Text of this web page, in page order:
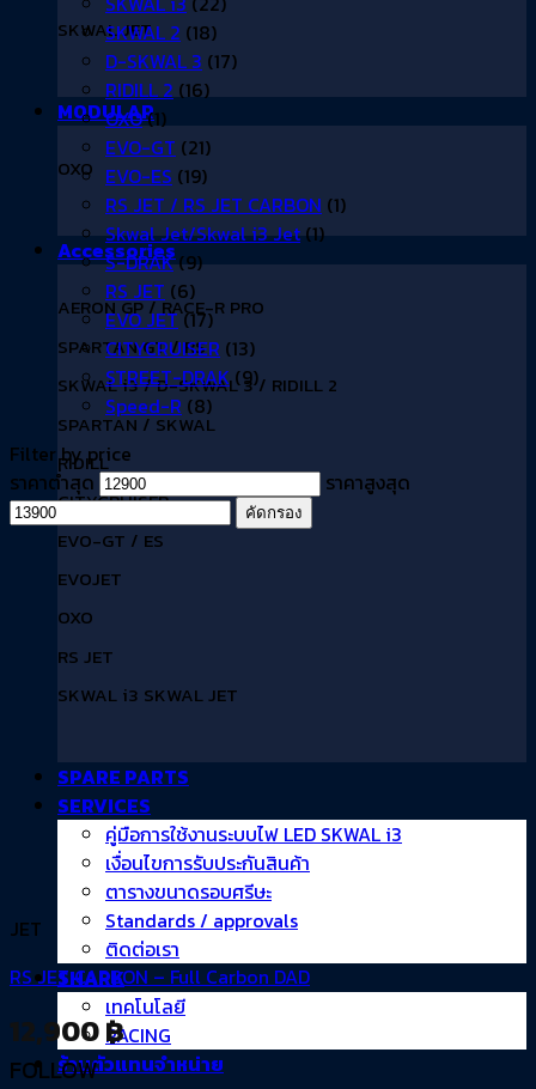
SKWAL JET
MODULAR
OXO
Accessories
AERON GP / RACE-R PRO
SPARTAN GT / RS
SKWAL i3 / D-SKWAL 3 / RIDILL 2
SPARTAN / SKWAL
RIDILL
CITYCRUISER
EVO-GT / ES
EVOJET
OXO
RS JET
SKWAL i3 SKWAL JET
SPARE PARTS
SERVICES
คู่มือการใช้งานระบบไฟ LED SKWAL i3
เงื่อนไขการรับประกันสินค้า
ตารางขนาดรอบศรีษะ
Standards / approvals
ติดต่อเรา
SHARK
เทคโนโลยี
RACING
ร้านตัวแทนจำหน่าย
SKWAL 2 (18)
D-SKWAL 3 (17)
RIDILL 2 (16)
OXO(1)
EVO-GT (21)
EVO-ES (19)
RS JET / RS JET CARBON (1)
Skwal Jet/Skwal i3 Jet (1)
S-DRAK (9)
RS JET (6)
EVO JET (17)
CITYCRUISER (13)
STREET-DRAK (9)
Speed-R (8)
Filter by price
ราคาต่ำสุด
ราคาสูงสุด
คัดกรอง
JET
RS JET CARBON – Full Carbon DAD
12,900฿
FOLLOW